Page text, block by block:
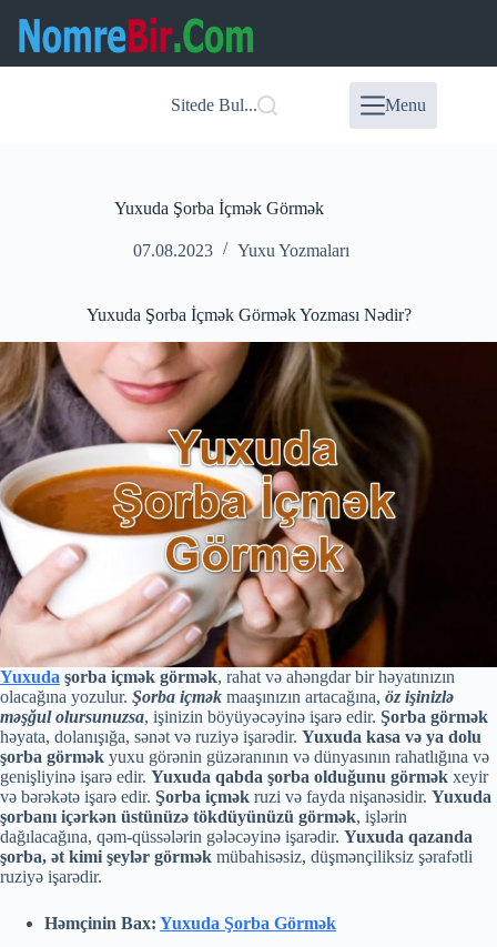
content
Sitede Bul... Menu
Yuxuda Şorba İçmək Görmək
07.08.2023 Yuxu Yozmaları
Yuxuda Şorba İçmək Görmək Yozması Nədir?
Yuxuda şorba içmək görmək, rahat və ahəngdar bir həyatınızın
olacağına yozulur. Şorba içmək maaşınızın artacağına, öz işinizlə
məşğul olursunuzsa, işinizin böyüyəcəyinə işarə edir. Şorba görmək
həyata, dolanışığa, sənət və ruziyə işarədir. Yuxuda kasa və ya dolu
şorba görmək yuxu görənin güzəranının və dünyasının rahatlığına və
genişliyinə işarə edir. Yuxuda qabda şorba olduğunu görmək xeyir
və bərəkətə işarə edir. Şorba içmək ruzi və fayda nişanəsidir. Yuxuda
şorbanı içərkən üstünüzə tökdüyünüzü görmək, işlərin
dağılacağına, qəm-qüssələrin gələcəyinə işarədir. Yuxuda qazanda
şorba, ət kimi şeylər görmək mübahisəsiz, düşmənçiliksiz şərafətli
ruziyə işarədir.
Həmçinin Bax: Yuxuda Şorba Görmək